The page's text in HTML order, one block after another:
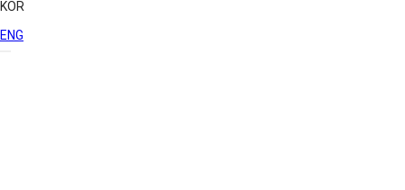
KOR
ENG